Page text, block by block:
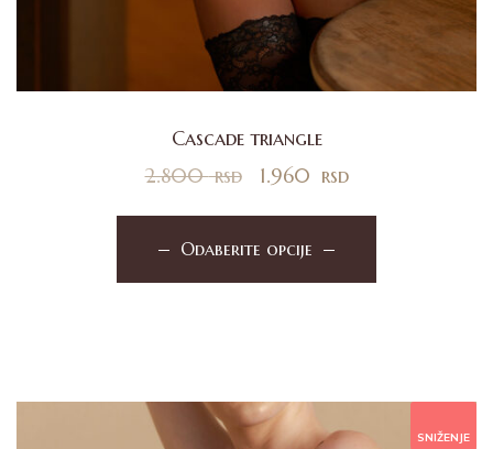
Cascade triangle
2.800rsd 1.960 rsd
Odaberite opcije
SNIŽENJE